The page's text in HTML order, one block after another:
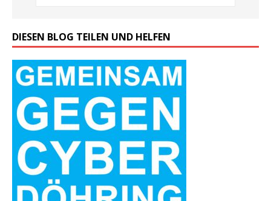
DIESEN BLOG TEILEN UND HELFEN